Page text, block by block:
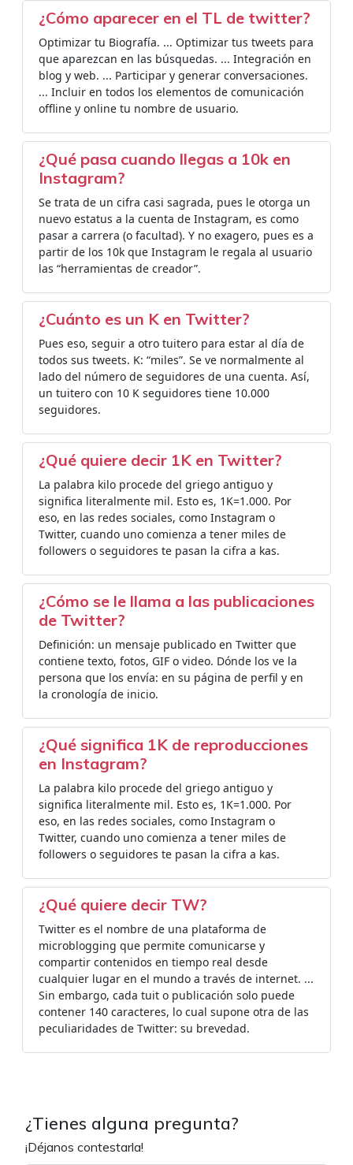
¿Cómo aparecer en el TL de twitter?
Optimizar tu Biografía. ... Optimizar tus tweets para
que aparezcan en las búsquedas. ... Integración en
blog y web. ... Participar y generar conversaciones.
... Incluir en todos los elementos de comunicación
offline y online tu nombre de usuario.
¿Qué pasa cuando llegas a 10k en
Instagram?
Se trata de un cifra casi sagrada, pues le otorga un
nuevo estatus a la cuenta de Instagram, es como
pasar a carrera (o facultad). Y no exagero, pues es a
partir de los 10k que Instagram le regala al usuario
las “herramientas de creador”.
¿Cuánto es un K en Twitter?
Pues eso, seguir a otro tuitero para estar al día de
todos sus tweets. K: “miles”. Se ve normalmente al
lado del número de seguidores de una cuenta. Así,
un tuitero con 10 K seguidores tiene 10.000
seguidores.
¿Qué quiere decir 1K en Twitter?
La palabra kilo procede del griego antiguo y
significa literalmente mil. Esto es, 1K=1.000. Por
eso, en las redes sociales, como Instagram o
Twitter, cuando uno comienza a tener miles de
followers o seguidores te pasan la cifra a kas.
¿Cómo se le llama a las publicaciones
de Twitter?
Definición: un mensaje publicado en Twitter que
contiene texto, fotos, GIF o video. Dónde los ve la
persona que los envía: en su página de perfil y en
la cronología de inicio.
¿Qué significa 1K de reproducciones
en Instagram?
La palabra kilo procede del griego antiguo y
significa literalmente mil. Esto es, 1K=1.000. Por
eso, en las redes sociales, como Instagram o
Twitter, cuando uno comienza a tener miles de
followers o seguidores te pasan la cifra a kas.
¿Qué quiere decir TW?
Twitter es el nombre de una plataforma de
microblogging que permite comunicarse y
compartir contenidos en tiempo real desde
cualquier lugar en el mundo a través de internet. ...
Sin embargo, cada tuit o publicación solo puede
contener 140 caracteres, lo cual supone otra de las
peculiaridades de Twitter: su brevedad.
¿Tienes alguna pregunta?
¡Déjanos contestarla!